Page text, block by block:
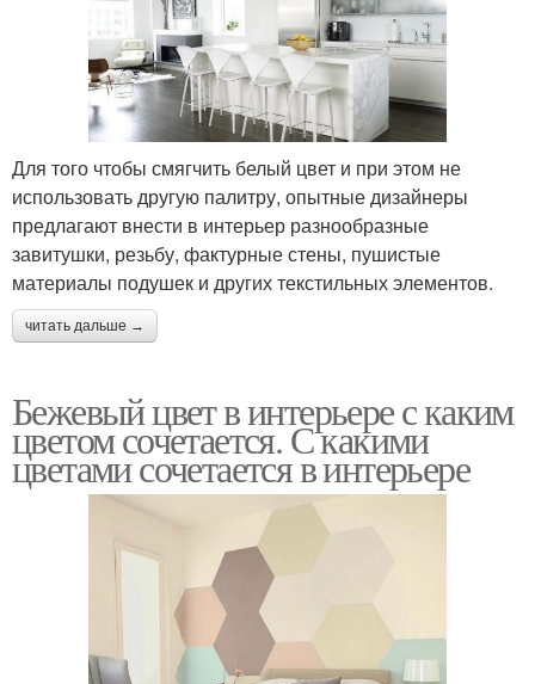
Для того чтобы смягчить белый цвет и при этом не
использовать другую палитру, опытные дизайнеры
предлагают внести в интерьер разнообразные
завитушки, резьбу, фактурные стены, пушистые
материалы подушек и других текстильных элементов.
читать дальше →
Бежевый цвет в интерьере с каким
цветом сочетается. С какими
цветами сочетается в интерьере